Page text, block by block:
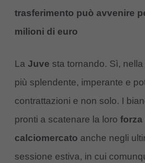
trasferimento può avvenire
milioni di euro
La Juve sta tornando. Sì,
più splendente, imperante e
contrattazioni e non solo. I
pronti a scatenare la loro forza
calciomercato anche negli
sessione estiva, in cui